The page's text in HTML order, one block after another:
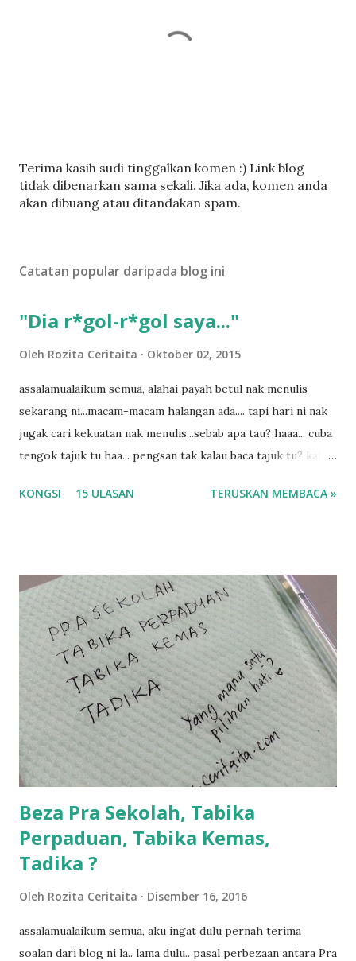
C
a
t
l
a
Terima kasih sudi tinggalkan komen :) Link blog
tidak dibenarkan sama sekali. Jika ada, komen anda
akan dibuang atau ditandakan spam.
Catatan popular daripada blog ini
"Dia r*gol-r*gol saya..."
Oleh Rozita Ceritaita Oktober 02, 2015
assalamualaikum semua, alahai payah betul nak menulis
sekarang ni...macam-macam halangan ada.... tapi hari ni nak
jugak cari kekuatan nak menulis...sebab apa tau? haaa... cuba
tengok tajuk tu haa... pengsan tak kalau baca tajuk tu? kalau
tau? yang sebut tu anak aku....diulangi ANAK AKU ....adoiiii
balik keja aku ajak la shah singgah Giant beli barang
sikit...dalam perjalanan dari dalam kereta tu biasalah kan
kami memang akan pimpin anak-anak jalan sampai masuk
dalam... dan kebiasanya bagi anak 4 macam kami ni bahagi-
bahagi lah siapa nak pimpin siapa... dan biasanya aku akan
dukung adik hadi sambil pimpin kakak husna... yang abg
ngah dengan abg long terserah pada shah la pulak.. tapi
kalau ikut anak-anak semua nak ummi pimpin... ajer rebeh
ba...
KONGSI 15 ULASAN TERUSKAN MEMBACA »
Beza Pra Sekolah, Tabika
Perpaduan, Tabika Kemas,
Tadika ?
Oleh Rozita Ceritaita Disember 16, 2016
assalamualaikum semua, aku ingat dulu pernah terima
soalan dari blog ni la.. lama dulu.. pasal perbezaan antara Pra